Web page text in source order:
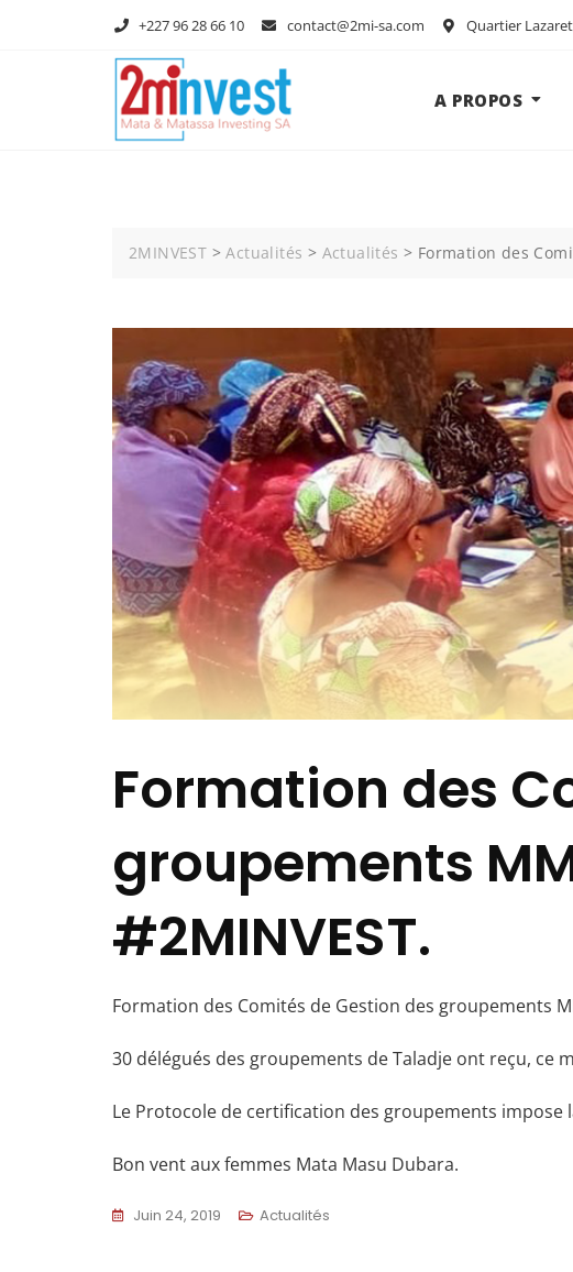
+227 96 28 66 10 contact@2mi-sa.com Quartier
A PROPOS
2MINVEST >Actualités > Actualités > Formation des
Formation des
groupements
#2MINVEST.
Formation des Comités de Gestion des groupements
30 délégués des groupements de Taladje ont reçu,
Le Protocole de certification des groupements
Bon vent aux femmes Mata Masu Dubara.
Juin 24, 2019 Actualités